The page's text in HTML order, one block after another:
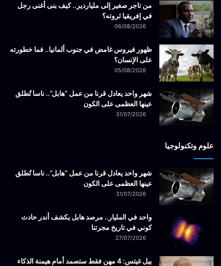
من تاجر صغير إلى ملياردير.. كيف بنى أغنى رجل
في إفريقيا ثروته؟
06/08/2026
ظهور فيروس غامض في جنوب ألمانيا.. فما خطورته
على الإنسان؟
05/08/2026
شهر واحد يعادل قرنا من عمل “هابل”.. ناسا تُطلق
عينها العظمى على الكون
31/07/2026
علوم وتكنولوجيا
شهر واحد يعادل قرنا من عمل “هابل”.. ناسا تُطلق
عينها العظمى على الكون
31/07/2026
واحد في المليار.. مرصد هابل يكشف أندر حادث
كوني في تاريخ مجرتنا
27/07/2026
بيل غيتس: 4 مهن فقط ستصمد أمام هيمنة الذكاء